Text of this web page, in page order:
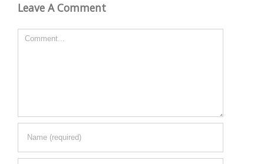
Leave A Comment
Comment